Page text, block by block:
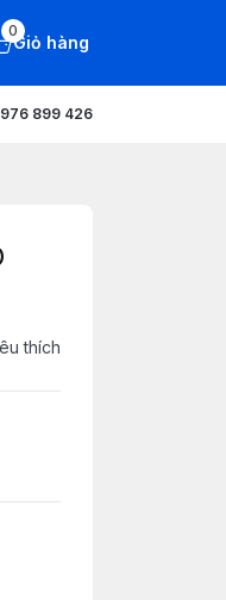
0
Giỏ hàng
899 426
thích